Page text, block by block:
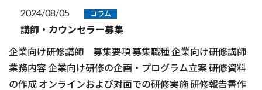
2024/08/05 コラム
講師・カウンセラー募集
企業向け研修講師 募集要項 募集職種 企業向け研修講師
業務内容 企業向け研修の企画・プログラム立案 研修資料
の作成 オンラインおよび対面での研修実施 研修報告書作